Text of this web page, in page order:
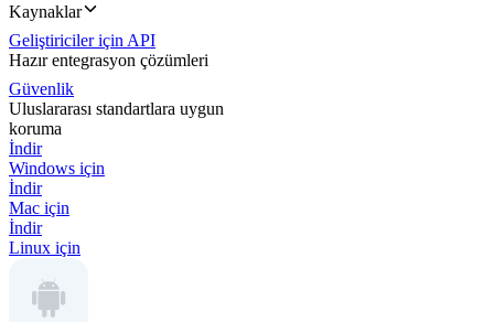
Kaynaklar
Geliştiriciler için API
Hazır entegrasyon çözümleri
Güvenlik
Uluslararası standartlara uygun
koruma
İndir
Windows için
İndir
Mac için
İndir
Linux için